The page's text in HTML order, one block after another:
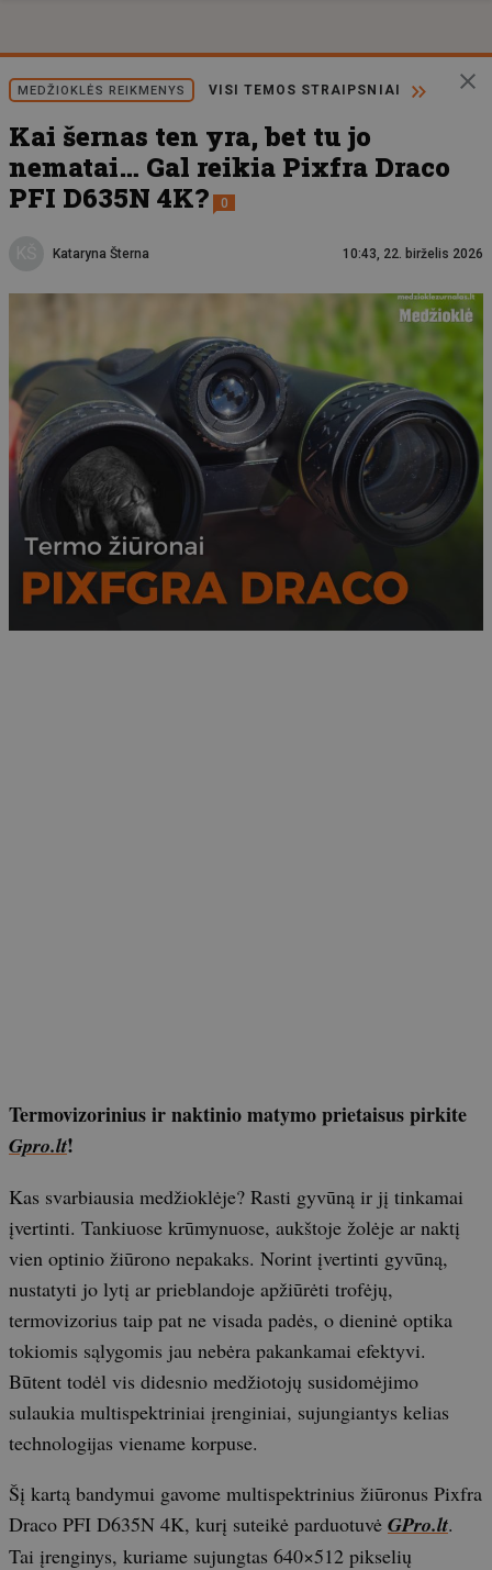
MEDŽIOKLĖS REIKMENYS VISI TEMOS STRAIPSNIAI
Kai šernas ten yra, bet tu jo
nematai… Gal reikia Pixfra Draco
PFI D635N 4K?
0
Kataryna Šterna 10:43, 22. birželis 2026
Termovizorinius ir naktinio matymo prietaisus pirkite
Gpro.lt!
Kas svarbiausia medžioklėje? Rasti gyvūną ir jį tinkamai
įvertinti. Tankiuose krūmynuose, aukštoje žolėje ar naktį
vien optinio žiūrono nepakaks. Norint įvertinti gyvūną,
nustatyti jo lytį ar prieblandoje apžiūrėti trofėjų,
termovizorius taip pat ne visada padės, o dieninė optika
tokiomis sąlygomis jau nebėra pakankamai efektyvi.
Būtent todėl vis didesnio medžiotojų susidomėjimo
sulaukia multispektriniai įrenginiai, sujungiantys kelias
technologijas viename korpuse.
Šį kartą bandymui gavome multispektrinius žiūronus Pixfra
Draco PFI D635N 4K, kurį suteikė parduotuvė GPro.lt.
Tai įrenginys, kuriame sujungtas 640×512 pikselių